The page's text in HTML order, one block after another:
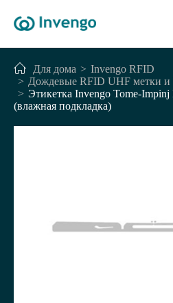
Для дома
Invengo RFID
Дождевые RFID UHF метки и
Этикетка Invengo Tome-
(влажная подкладка)